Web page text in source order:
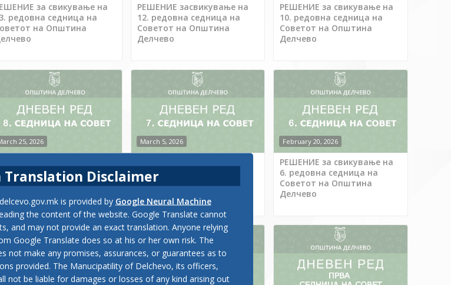
за свикување на
редовна седница на
на Општина
РЕШЕНИЕ засвикување на
12. редовна седница на
Советот на Општина
Делчево
РЕШЕНИЕ за свикување на
10. редовна седница на
Советот на Општина
Делчево
25, 2026
редовна седница на
на Општина
March 5, 2026
7.редовна седница на
Советот на Општина
February 20, 2026
РЕШЕНИЕ за свикување на
6. редовна седница на
Советот на Општина
Делчево
Translation Disclaimer
is provided by Google Neural Machine
the content of the website. Google Translate cannot
and may not provide an exact translation. Anyone relying
Google Translate does so at his or her own risk. The
not make any promises, assurances, or guarantees as to
provided. The Manucipatility of Delchevo, its officers,
not be liable for damages or losses of any kind arising out